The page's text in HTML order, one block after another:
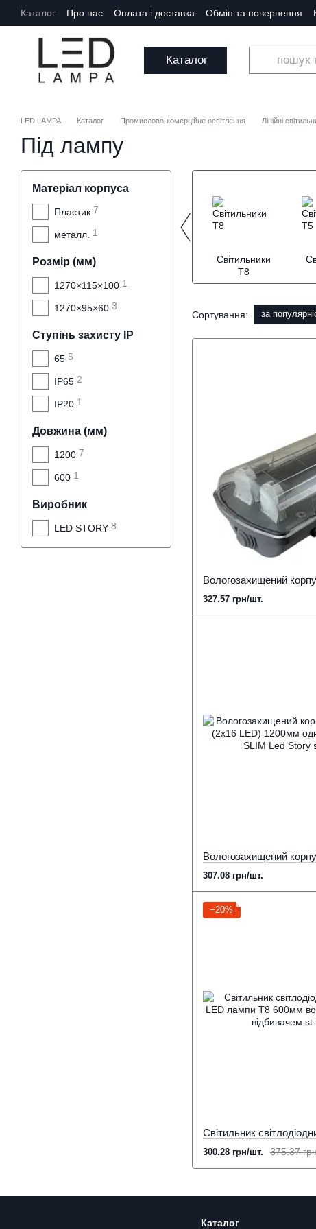
Перейти до основного контенту
Каталог Про нас Оплата і доставка Обмін та повернення
Каталог
LED LAMPA Каталог Промислово-комерційне освітлення Лінійні
Під лампу
Світильники
Т8
Сортування: за
327.57 грн/шт.
307.08 грн/шт.
−20%
375.37
300.28 грн/шт.
Матеріал корпуса
Пластик 7
металл. 1
Розмір (мм)
1270×115×100 1
1270×95×60 3
Ступінь захисту IP
65 5
IP65 2
IP20 1
Довжина (мм)
1200 7
600 1
Виробник
LED STORY 8
Каталог